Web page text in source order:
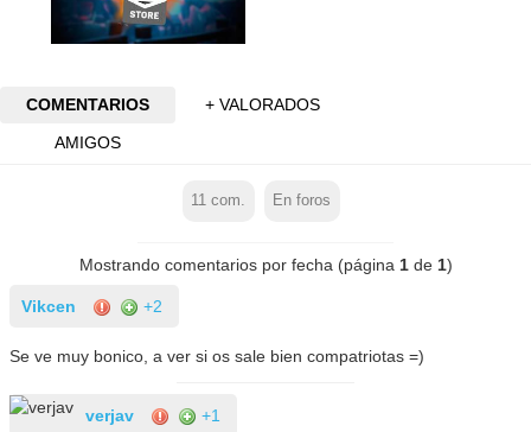
COMENTARIOS
+ VALORADOS
AMIGOS
11 com. En foros
Mostrando comentarios por fecha (página 1de 1)
Vikcen +2
Se ve muy bonico, a ver si os sale bien compatriotas =)
verjav +1